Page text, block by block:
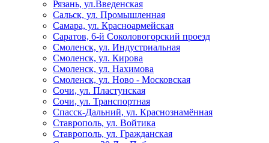
Рязань, ул.Введенская
Сальск, ул. Промышленная
Самара, ул. Красноармейская
Саратов, 6-й Соколовогорский проезд
Смоленск, ул. Индустриальная
Смоленск, ул. Кирова
Смоленск, ул. Нахимова
Смоленск, ул. Ново - Московская
Сочи, ул. Пластунская
Сочи, ул. Транспортная
Спасск-Дальний, ул. Краснознамённая
Ставрополь, ул. Войтика
Ставрополь, ул. Гражданская